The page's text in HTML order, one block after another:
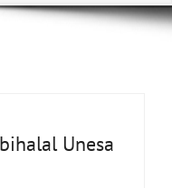
Unesa